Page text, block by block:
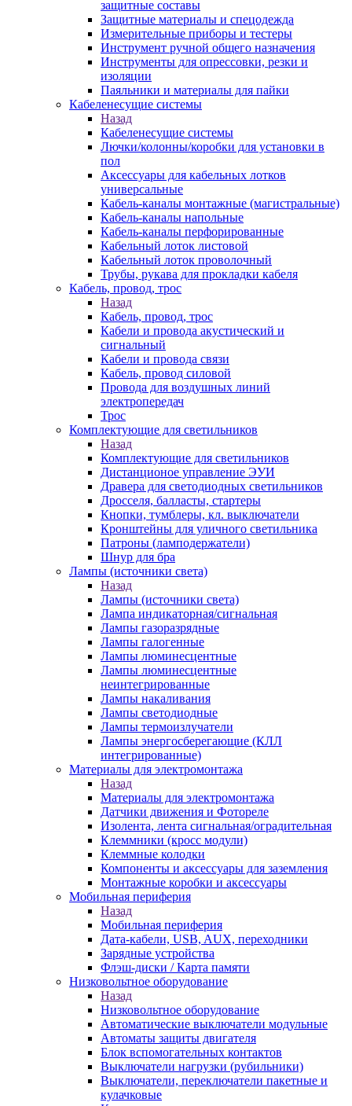
защитные составы
Защитные материалы и спецодежда
Измерительные приборы и тестеры
Инструмент ручной общего назначения
Инструменты для опрессовки, резки и
изоляции
Паяльники и материалы для пайки
Кабеленесущие системы
Назад
Кабеленесущие системы
Лючки/колонны/коробки для установки в
пол
Аксессуары для кабельных лотков
универсальные
Кабель-каналы монтажные (магистральные)
Кабель-каналы напольные
Кабель-каналы перфорированные
Кабельный лоток листовой
Кабельный лоток проволочный
Трубы, рукава для прокладки кабеля
Кабель, провод, трос
Назад
Кабель, провод, трос
Кабели и провода акустический и
сигнальный
Кабели и провода связи
Кабель, провод силовой
Провода для воздушных линий
электропередач
Трос
Комплектующие для светильников
Назад
Комплектующие для светильников
Дистанционое управление ЭУИ
Дравера для светодиодных светильников
Дросселя, балласты, стартеры
Кнопки, тумблеры, кл. выключатели
Кронштейны для уличного светильника
Патроны (ламподержатели)
Шнур для бра
Лампы (источники света)
Назад
Лампы (источники света)
Лампа индикаторная/сигнальная
Лампы газоразрядные
Лампы галогенные
Лампы люминесцентные
Лампы люминесцентные
неинтегрированные
Лампы накаливания
Лампы светодиодные
Лампы термоизлучатели
Лампы энергосберегающие (КЛЛ
интегрированные)
Материалы для электромонтажа
Назад
Материалы для электромонтажа
Датчики движения и Фотореле
Изолента, лента сигнальная/оградительная
Клеммники (кросс модули)
Клеммные колодки
Компоненты и аксессуары для заземления
Монтажные коробки и аксессуары
Мобильная периферия
Назад
Мобильная периферия
Дата-кабели, USB, AUX, переходники
Зарядные устройства
Флэш-диски / Карта памяти
Низковольтное оборудование
Назад
Низковольтное оборудование
Автоматические выключатели модульные
Автоматы защиты двигателя
Блок вспомогательных контактов
Выключатели нагрузки (рубильники)
Выключатели, переключатели пакетные и
кулачковые